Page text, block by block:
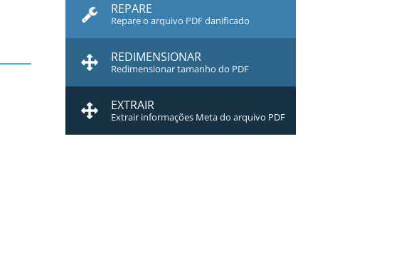
REPARE
Repare o arquivo PDF danificado
REDIMENSIONAR
Redimensionar tamanho do PDF
EXTRAIR
Extrair informações Meta do arquivo PDF